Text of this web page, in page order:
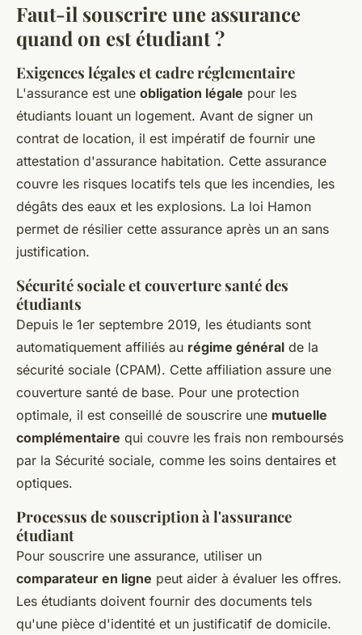
Faut-il souscrire une assurance
quand on est étudiant ?
Exigences légales et cadre réglementaire
L'assurance est une obligation légale pour les
étudiants louant un logement. Avant de signer un
contrat de location, il est impératif de fournir une
attestation d'assurance habitation. Cette assurance
couvre les risques locatifs tels que les incendies, les
dégâts des eaux et les explosions. La loi Hamon
permet de résilier cette assurance après un an sans
justification.
Sécurité sociale et couverture santé des
étudiants
Depuis le 1er septembre 2019, les étudiants sont
automatiquement affiliés au régime général de la
sécurité sociale (CPAM). Cette affiliation assure une
couverture santé de base. Pour une protection
optimale, il est conseillé de souscrire une mutuelle
complémentaire qui couvre les frais non remboursés
par la Sécurité sociale, comme les soins dentaires et
optiques.
Processus de souscription à l'assurance
étudiant
Pour souscrire une assurance, utiliser un
comparateur en ligne peut aider à évaluer les offres.
Les étudiants doivent fournir des documents tels
qu'une pièce d'identité et un justificatif de domicile.